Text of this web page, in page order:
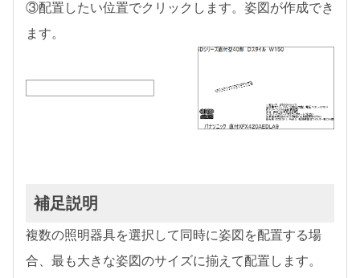
③配置したい位置でクリックします。姿図が作成でき
ます。
補足説明
複数の照明器具を選択して同時に姿図を配置する場
合、最も大きな姿図のサイズに揃えて配置します。